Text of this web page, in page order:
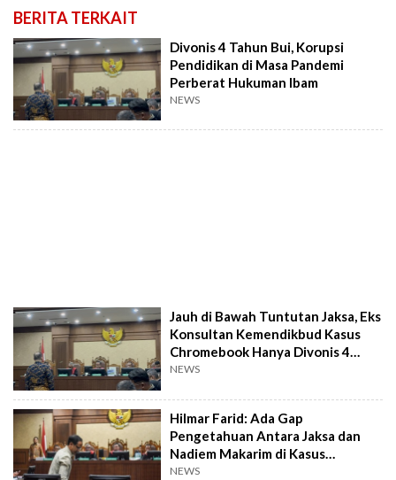
BERITA TERKAIT
Divonis 4 Tahun Bui, Korupsi
Pendidikan di Masa Pandemi
Perberat Hukuman Ibam
NEWS
Jauh di Bawah Tuntutan Jaksa, Eks
Konsultan Kemendikbud Kasus
Chromebook Hanya Divonis 4
Tahun
NEWS
Hilmar Farid: Ada Gap
Pengetahuan Antara Jaksa dan
Nadiem Makarim di Kasus
Chromebook
NEWS